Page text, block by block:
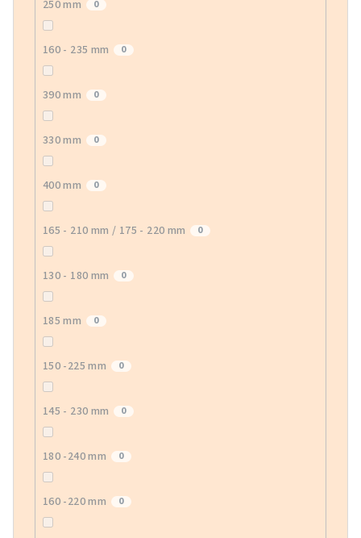
250 mm 0
160 - 235 mm 0
390 mm 0
330 mm 0
400 mm 0
165 - 210 mm / 175 - 220 mm 0
130 - 180 mm 0
185 mm 0
150 -225 mm 0
145 - 230 mm 0
180 -240 mm 0
160 -220 mm 0